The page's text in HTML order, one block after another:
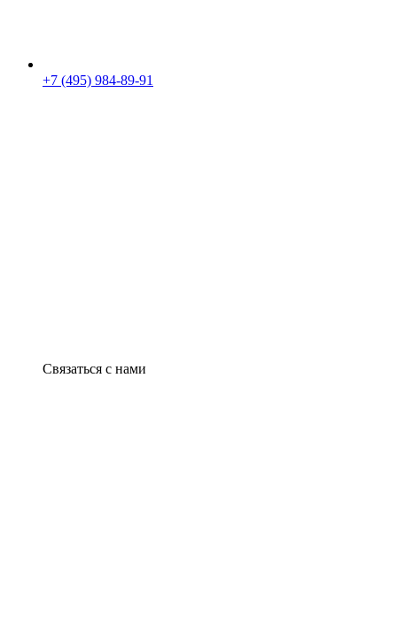
+7 (495) 984-89-91
Связаться с нами